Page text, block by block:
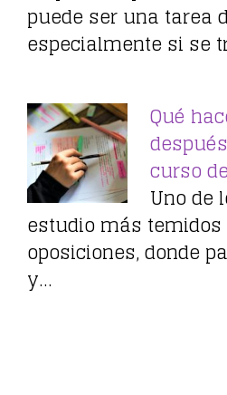
puede ser una tarea
especialmente si se
Qué
curso
Uno de
estudio más
oposiciones, donde
y…